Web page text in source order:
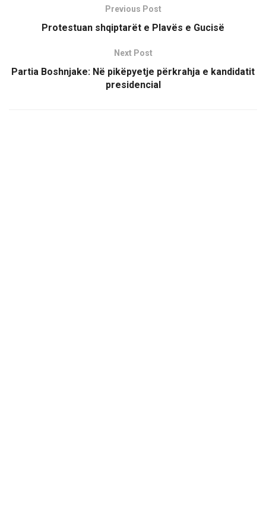
Previous Post
Protestuan shqiptarët e Plavës e Gucisë
Next Post
Partia Boshnjake: Në pikëpyetje përkrahja e kandidatit
presidencial